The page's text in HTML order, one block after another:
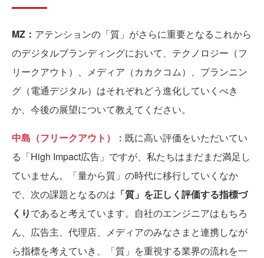
MZ： アテンションの「質」がさらに重要となるこれから
のデジタルブランディングにおいて、テクノロジー（フ
リークアウト）、メディア（カカクコム）、プランニン
グ（電通デジタル）はそれぞれどう進化していくべき
か、今後の展望について教えてください。
中島（フリークアウト）： 既に高い評価をいただいてい
る「High Impact広告」ですが、私たちはまだまだ満足し
ていません。「量から質」の時代に移行していくなか
で、次の課題となるのは 「質」を正しく評価する指標づ
くりであると考えています。自社のエンジニアはもちろ
ん、広告主、代理店、メディアのみなさまと連携しなが
ら指標を考えていき、「質」を重視する業界の流れを一